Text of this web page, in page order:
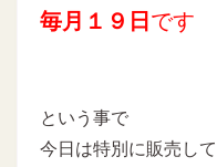
毎月１９日 です
という事で
今日は特別に販売し